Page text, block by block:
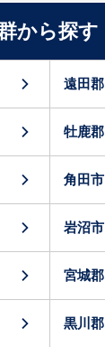
から探す
遠田郡
牡鹿郡
角田市
岩沼市
宮城郡
黒川郡